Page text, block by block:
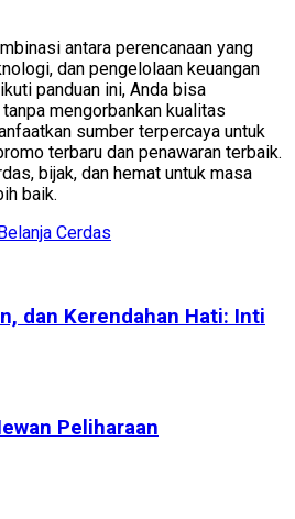
antara perencanaan yang
dan pengelolaan keuangan
panduan ini, Anda bisa
mengorbankan kualitas
sumber terpercaya untuk
terbaru dan penawaran terbaik.
bijak, dan hemat untuk masa
baik.
Cerdas
dan Kerendahan Hati: Inti
Peliharaan